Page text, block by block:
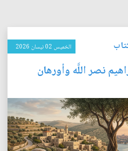
الخميس 02 نيسان 2026
نصر اللَّه وأورهان